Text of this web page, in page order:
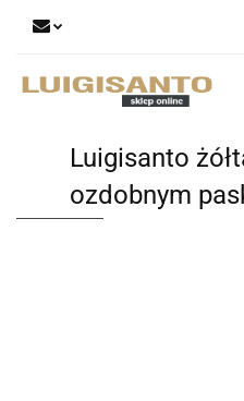
Luigisanto
ozdobnym